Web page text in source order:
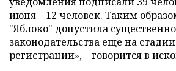
июня – 12 человек. Таким
"Яблоко" допустила
законодательства еще на
регистрации», – говорится в